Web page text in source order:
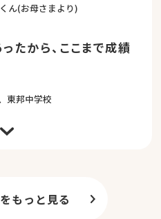
ん(お母さまより)
たから、ここまで成績
東邦中学校
で勉強していた旨を説明し
しっかりしている」と大変
もっと見る